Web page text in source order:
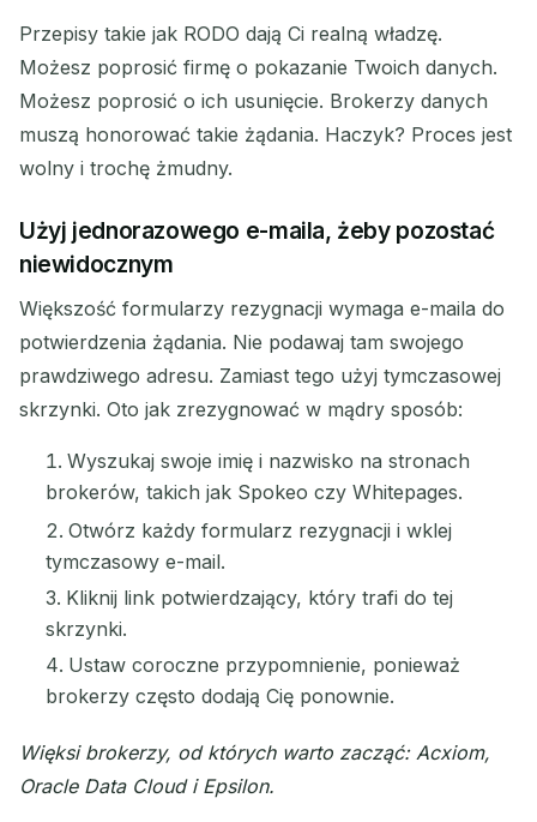
Przepisy takie jak RODO dają Ci realną władzę.
Możesz poprosić firmę o pokazanie Twoich danych.
Możesz poprosić o ich usunięcie. Brokerzy danych
muszą honorować takie żądania. Haczyk? Proces jest
wolny i trochę żmudny.
Użyj jednorazowego e-maila, żeby pozostać
niewidocznym
Większość formularzy rezygnacji wymaga e-maila do
potwierdzenia żądania. Nie podawaj tam swojego
prawdziwego adresu. Zamiast tego użyj tymczasowej
skrzynki. Oto jak zrezygnować w mądry sposób:
Wyszukaj swoje imię i nazwisko na stronach
brokerów, takich jak Spokeo czy Whitepages.
Otwórz każdy formularz rezygnacji i wklej
tymczasowy e-mail.
Kliknij link potwierdzający, który trafi do tej
skrzynki.
Ustaw coroczne przypomnienie, ponieważ
brokerzy często dodają Cię ponownie.
Więksi brokerzy, od których warto zacząć: Acxiom,
Oracle Data Cloud i Epsilon.